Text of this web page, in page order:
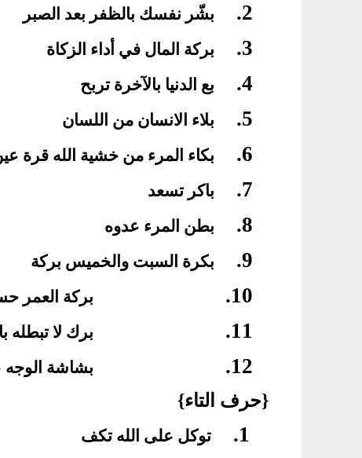
2. بشّر نفسك بالظفر بعد الصبر
3. بركة المال في أداء الزكاة
4. بع الدنيا بالآخرة تربح
5. بلاء الانسان من اللسان
6. بكاء المرء من خشية الله قرة
7. باكر تسعد
8. بطن المرء عدوه
9. بكرة السبت والخميس بركة
10. بركة العمر
11. برك لا تبطله
12. بشاشة الوجه
{حرف التاء}
1. توكل على الله تكف